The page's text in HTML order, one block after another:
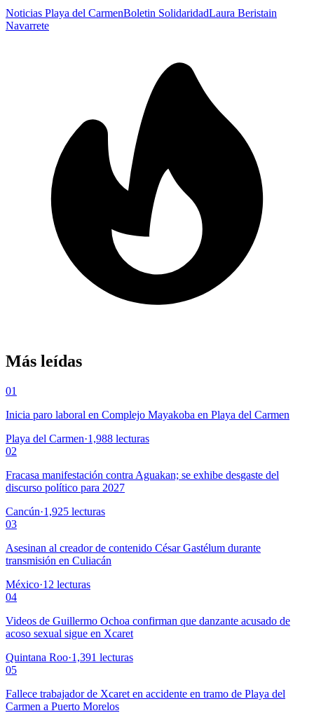
Noticias Playa del CarmenBoletin SolidaridadLaura Beristain
Navarrete
Más leídas
01
Inicia paro laboral en Complejo Mayakoba en Playa del Carmen
Playa del Carmen·1,988 lecturas
02
Fracasa manifestación contra Aguakan; se exhibe desgaste del
discurso político para 2027
Cancún·1,925 lecturas
03
Asesinan al creador de contenido César Gastélum durante
transmisión en Culiacán
México·12 lecturas
04
Videos de Guillermo Ochoa confirman que danzante acusado de
acoso sexual sigue en Xcaret
Quintana Roo·1,391 lecturas
05
Fallece trabajador de Xcaret en accidente en tramo de Playa del
Carmen a Puerto Morelos